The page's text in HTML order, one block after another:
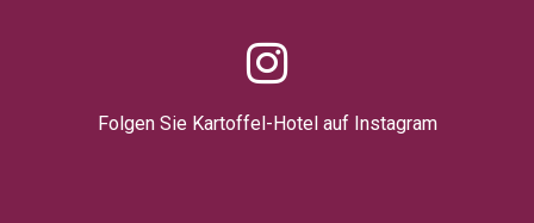
Folgen Sie Kartoffel-Hotel auf Instagram